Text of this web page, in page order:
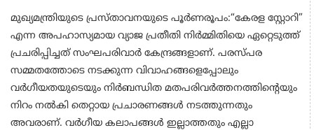
മുഖ്യമന്ത്രിയുടെ പ്രസ്താവനയുടെ പൂര്‍ണരൂപം:“കേരള സ്റ്റോറി”
എന്ന അപഹാസ്യമായ വ്യാജ പ്രതീതി നിർമ്മിതിയെ ഏറ്റെടുത്ത്
പ്രചരിപ്പിച്ചത് സംഘപരിവാർ കേന്ദ്രങ്ങളാണ്. പരസ്പര
സമ്മതത്തോടെ നടക്കുന്ന വിവാഹങ്ങളെപ്പോലും
വർഗീയതയുടെയും നിർബന്ധിത മതപരിവർത്തനത്തിന്റെയും
നിറം നൽകി തെറ്റായ പ്രചാരണങ്ങൾ നടത്തുന്നതും
അവരാണ്. വർഗീയ കലാപങ്ങൾ ഇല്ലാത്തതും എല്ലാ